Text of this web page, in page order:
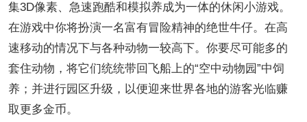
集3D像素、急速跑酷和模拟养成为一体的休闲小游戏。
在游戏中你将扮演一名富有冒险精神的绝世牛仔。在高
速移动的情况下与各种动物一较高下。你要尽可能多的
套住动物，将它们统统带回飞船上的“空中动物园”中饲
养；并进行园区升级，以便迎来世界各地的游客光临赚
取更多金币。